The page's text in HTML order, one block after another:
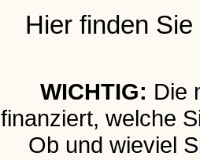
Hier finden
WICHTIG: Die
finanziert, welche
Ob und wieviel